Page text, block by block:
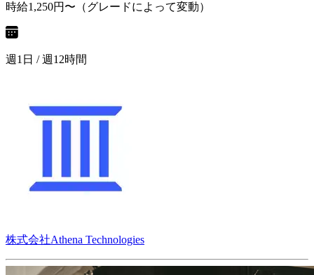
時給1,250円〜（グレードによって変動）
週1日 / 週12時間
株式会社Athena Technologies